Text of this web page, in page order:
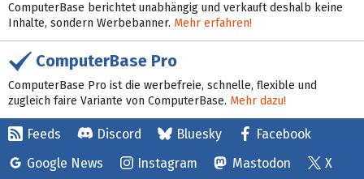
ComputerBase berichtet unabhängig und verkauft deshalb keine
Inhalte, sondern Werbebanner. Mehr erfahren!
ComputerBase Pro
ComputerBase Pro ist die werbefreie, schnelle, flexible und
zugleich faire Variante von ComputerBase. Mehr dazu!
Feeds Discord Bluesky
Facebook
Google News
Instagram Mastodon X